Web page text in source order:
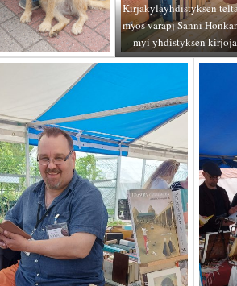
Kirjakyläyhdistyksen
myös varapj Sanni
myi yhdistyksen